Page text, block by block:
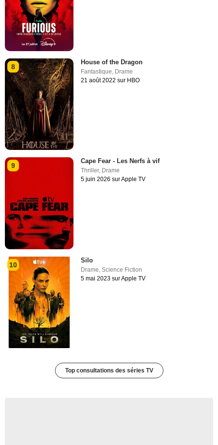
8
House of the Dragon
Fantastique, Drame
21 août 2022 sur HBO
9
Cape Fear - Les Nerfs à vif
Thriller, Drame
5 juin 2026 sur Apple TV
10
Silo
Drame ,Science Fiction
5 mai 2023 sur Apple TV
Top consultations des séries TV